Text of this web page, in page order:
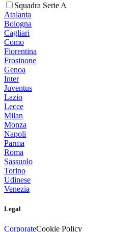
Squadra Serie A
Atalanta
Bologna
Cagliari
Como
Fiorentina
Frosinone
Genoa
Inter
Juventus
Lazio
Lecce
Milan
Monza
Napoli
Parma
Roma
Sassuolo
Torino
Udinese
Venezia
Legal
CorporateCookie Policy